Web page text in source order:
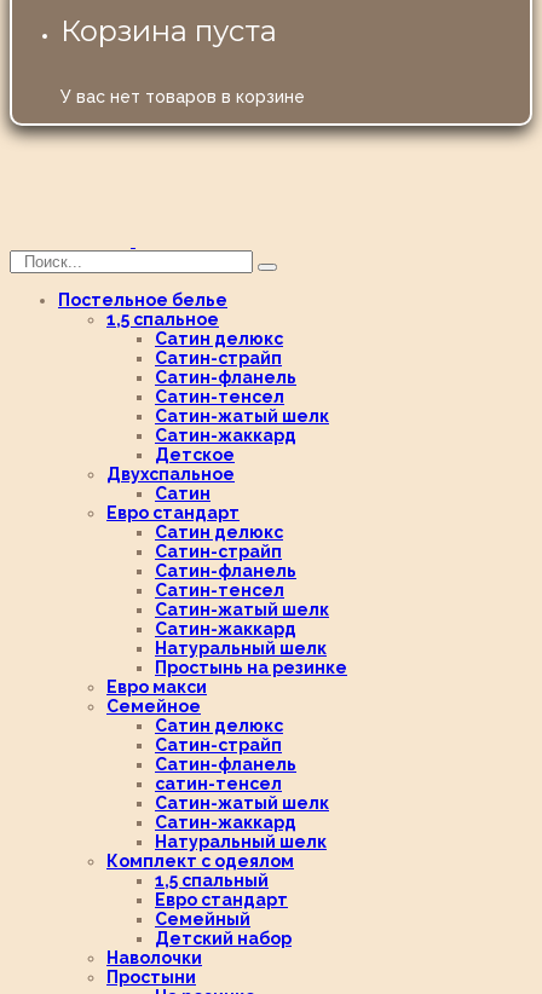
Корзина пуста
У вас нет товаров в корзине
Постельное белье
1,5 спальное
Сатин делюкс
Сатин-страйп
Сатин-фланель
Сатин-тенсел
Сатин-жатый шелк
Сатин-жаккард
Детское
Двухспальное
Сатин
Евро стандарт
Сатин делюкс
Сатин-страйп
Сатин-фланель
Сатин-тенсел
Сатин-жатый шелк
Сатин-жаккард
Натуральный шелк
Простынь на резинке
Евро макси
Семейное
Сатин делюкс
Сатин-страйп
Сатин-фланель
сатин-тенсел
Сатин-жатый шелк
Сатин-жаккард
Натуральный шелк
Комплект с одеялом
1,5 спальный
Евро стандарт
Семейный
Детский набор
Наволочки
Простыни